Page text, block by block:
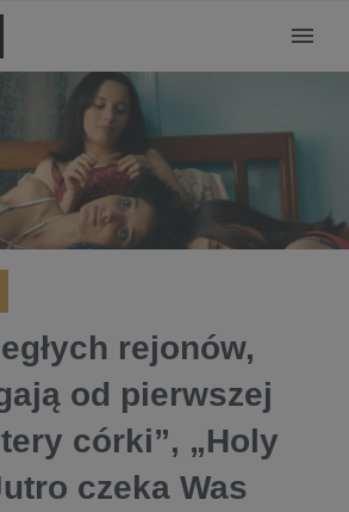
rejonów,
od pierwszej
córki”, „Holy
czeka Was